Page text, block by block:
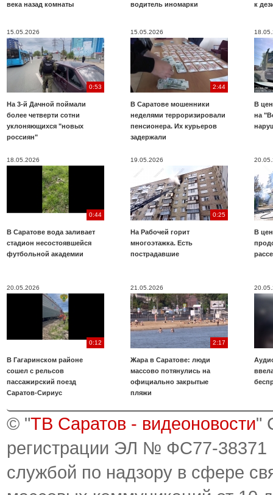
века назад комнаты
водитель иномарки
к
15.05.2026
0:53
На 3-й Дачной поймали
более четверти сотни
уклоняющихся "новых
россиян"
15.05.2026
2:44
В Саратове мошенники
неделями терроризировали
пенсионера. Их курьеров
задержали
В
на
18.05.2026
0:44
В Саратове вода заливает
стадион несостоявшейся
футбольной академии
19.05.2026
0:25
На Рабочей горит
многоэтажка. Есть
пострадавшие
В
20.05.2026
0:12
В Гагаринском районе
сошел с рельсов
пассажирский поезд
Саратов-Сириус
21.05.2026
2:17
Жара в Саратове: люди
массово потянулись на
официально закрытые
пляжи
© "ТВ Саратов - видеоновости"
регистрации ЭЛ № ФС77-38371
службой по надзору в сфере